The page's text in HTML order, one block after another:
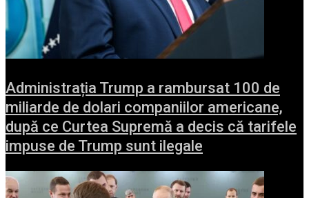
Administrația Trump a rambursat 100 de
miliarde de dolari companiilor americane,
după ce Curtea Supremă a decis că tarifele
impuse de Trump sunt ilegale